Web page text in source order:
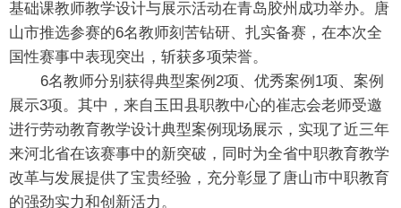
基础课教师教学设计与展示活动在青岛胶州成功举办。唐
山市推选参赛的6名教师刻苦钻研、扎实备赛，在本次全
国性赛事中表现突出，斩获多项荣誉。
6名教师分别获得典型案例2项、优秀案例1项、案例
展示3项。其中，来自玉田县职教中心的崔志会老师受邀
进行劳动教育教学设计典型案例现场展示，实现了近三年
来河北省在该赛事中的新突破，同时为全省中职教育教学
改革与发展提供了宝贵经验，充分彰显了唐山市中职教育
的强劲实力和创新活力。